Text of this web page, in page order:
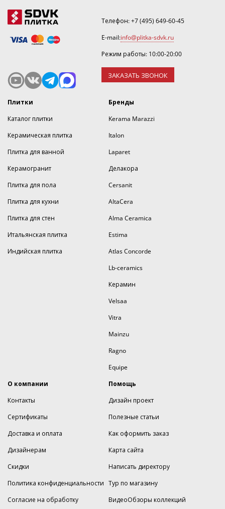
Телефон:+7 (495) 649-60-45
E-mail:info@plitka-sdvk.ru
Режим работы: 10:00-20:00
ЗАКАЗАТЬ ЗВОНОК
Плитки
Каталог плитки
Керамическая плитка
Плитка для ванной
Керамогранит
Плитка для пола
Плитка для кухни
Плитка для стен
Итальянская плитка
Индийская плитка
Бренды
Kerama Marazzi
Italon
Laparet
Делакора
Cersanit
AltaCera
Alma Ceramica
Estima
Atlas Concorde
Lb-ceramics
Керамин
Velsaa
Vitra
Mainzu
Ragno
Equipe
О компании
Контакты
Сертификаты
Доставка и оплата
Дизайнерам
Скидки
Политика конфиденциальности
Согласие на обработку
Помощь
Дизайн проект
Полезные статьи
Как оформить заказ
Карта сайта
Написать директору
Тур по магазину
ВидеоОбзоры коллекций